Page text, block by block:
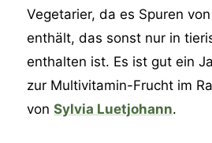
Vegetarier, da es Spuren
enthält, das sonst nur in
enthalten ist. Es ist gut ein
zur Multivitamin-Frucht im
vonSylvia Luetjohann.